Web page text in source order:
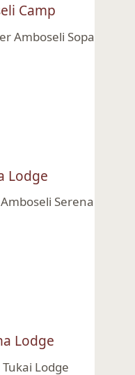
Camp
Lodge
Lodge